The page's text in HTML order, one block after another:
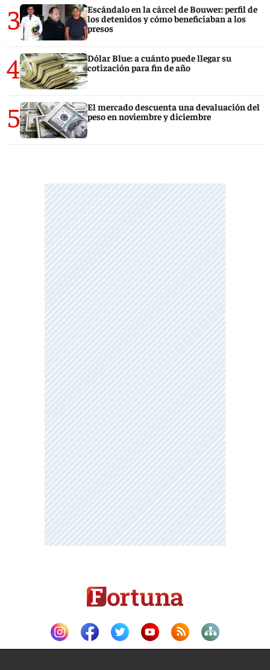
3
Escándalo en la cárcel de Bouwer: perfil de
los detenidos y cómo beneficiaban a los
presos
4
Dólar Blue: a cuánto puede llegar su
cotización para fin de año
5
El mercado descuenta una devaluación del
peso en noviembre y diciembre